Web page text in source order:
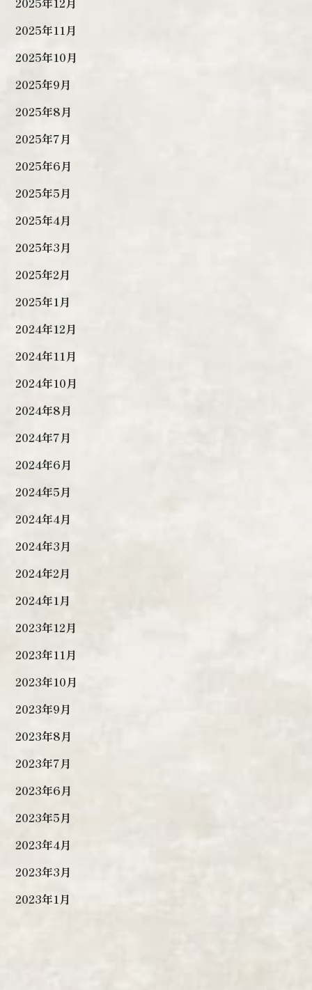
2025年11月
2025年10月
2025年9月
2025年8月
2025年7月
2025年6月
2025年5月
2025年4月
2025年3月
2025年2月
2025年1月
2024年12月
2024年11月
2024年10月
2024年8月
2024年7月
2024年6月
2024年5月
2024年4月
2024年3月
2024年2月
2024年1月
2023年12月
2023年11月
2023年10月
2023年9月
2023年8月
2023年7月
2023年6月
2023年5月
2023年4月
2023年3月
2023年1月